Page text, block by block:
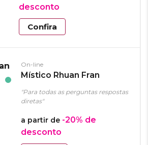
desconto
Confira
On-line
Místico Rhuan Fran
"Para todas as perguntas respostas
diretas"
a partir de -20% de
desconto